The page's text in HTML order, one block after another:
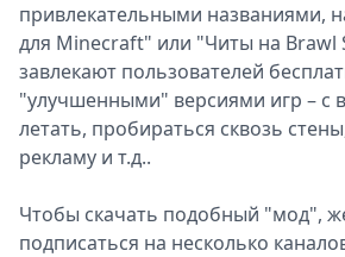
привлекательными названиями,
для Minecraft" или "Читы на Brawl
завлекают пользователей
"улучшенными" версиями игр – с
летать, пробираться сквозь
рекламу и т.д..
Чтобы скачать подобный "мод",
подписаться на несколько